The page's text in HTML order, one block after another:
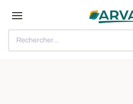
Rechercher...